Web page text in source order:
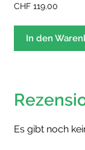
CHF 119.00
In den
Es gibt noch